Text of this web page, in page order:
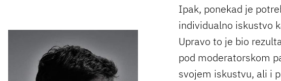
Ipak, ponekad je
individualno iskustvo
Upravo to je bio
pod moderatorskom
svojem iskustvu, ali i